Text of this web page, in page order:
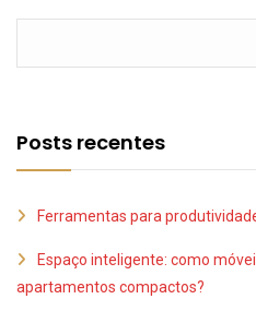
Posts recentes
Ferramentas para
Espaço inteligente: como
apartamentos compactos?